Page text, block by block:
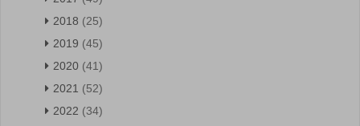
2018 (25)
2019 (45)
2020 (41)
2021 (52)
2022 (34)